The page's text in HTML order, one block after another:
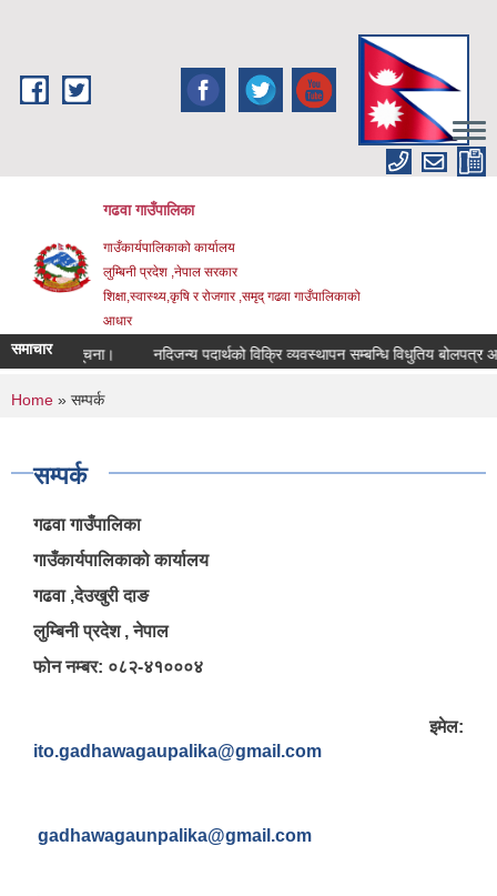
गढवा गाउँपालिका
गाउँकार्यपालिकाको कार्यालय
लुम्बिनी प्रदेश ,नेपाल सरकार
शिक्षा,स्वास्थ्य,कृषि र रोजगार ,समृद् गढवा गाउँपालिकाको
आधार
समाचारसूचना। नदिजन्य पदार्थको विक्रि व्यवस्थापन सम्बन्धि विधुतिय बोलपत्र
You are here
Home » सम्पर्क
सम्पर्क
गढवा गाउँपालिका
गाउँकार्यपालिकाको कार्यालय
गढवा ,देउखुरी दाङ
लुम्बिनी प्रदेश , नेपाल
फोन नम्बर: ०८२-४१०००४
इमेल:
ito.gadhawagaupalika@gmail.com
gadhawagaunpalika@gmail.com